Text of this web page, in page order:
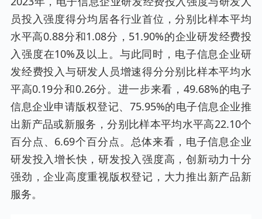
员投入强度得分均居各行业首位，分别比样本平均
水平高0.88分和1.08分，51.90%的企业研发经费投
入强度在10%及以上。与此同时，电子信息企业研
发经费投入与研发人员增速得分分别比样本平均水
平高0.19分和0.26分。进一步来看，49.68%的电子
信息企业申请版权登记、75.95%的电子信息企业推
出新产品或新服务，分别比样本平均水平高22.10个
百分点、6.69个百分点。总体来看，电子信息企业
研发投入增长快，研发投入强度高，创新动力十分
强劲，企业高度重视版权登记，大力推出新产品新
服务。